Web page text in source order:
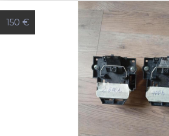
150 €